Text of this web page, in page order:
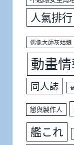
人氣排行
偶像大師灰姑娘
動畫
同人誌
戀與製作人
艦これ